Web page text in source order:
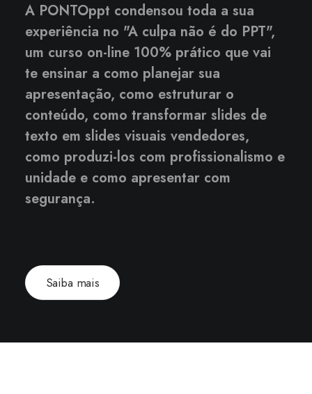
A PONTOppt condensou toda a sua
experiência no "A culpa não é do PPT",
um curso on-line 100% prático que vai
te ensinar a como planejar sua
apresentação, como estruturar o
conteúdo, como transformar slides de
texto em slides visuais vendedores,
como produzi-los com profissionalismo e
unidade e como apresentar com
segurança.
Saiba mais